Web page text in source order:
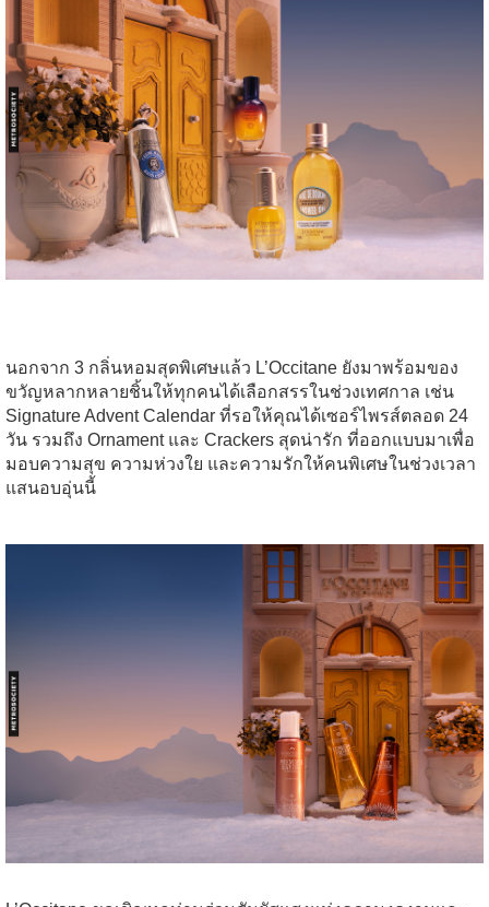
นอกจาก 3 กลิ่นหอมสุดพิเศษแล้ว L’Occitane ยังมาพร้อมของ
ขวัญหลากหลายชิ้นให้ทุกคนได้เลือกสรรในช่วงเทศกาล เช่น
Signature Advent Calendar ที่รอให้คุณได้เซอร์ไพรส์ตลอด 24
วัน รวมถึง Ornament และ Crackers สุดน่ารัก ที่ออกแบบมาเพื่อ
มอบความสุข ความห่วงใย และความรักให้คนพิเศษในช่วงเวลา
แสนอบอุ่นนี้